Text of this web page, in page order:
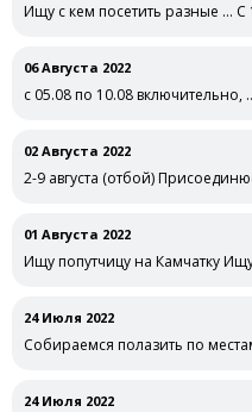
Ищу с кем посетить разные …
06 Августа 2022
с 05.08 по 10.08 включительно,
02 Августа 2022
2-9 августа (отбой)
01 Августа 2022
Ищу попутчицу на Камчатку
24 Июля 2022
Собираемся полазить по
24 Июля 2022